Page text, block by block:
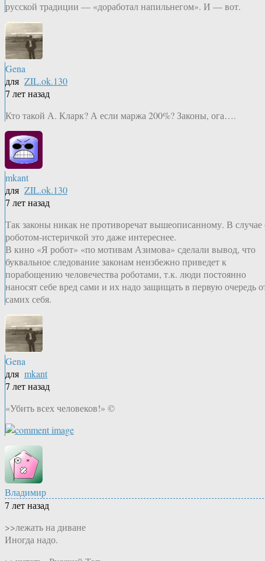
русской традиции — «доработал напильнегом». И — вот.
Gena
для ZIL.ok.130
7 лет назад
Кто такой А. Кларк? А если маржа 200%? Законы, ога….
mkant
для ZIL.ok.130
7 лет назад
Так законы никак не противоречат вышеописанному. В случае
роботом-истеричкой это даже интереснее.
В кино «Я робот» «по мотивам Азимова» сделали вывод, что
буквальное следование законам неизбежно приведет к
порабощению человечества роботами, т.к. люди постоянно
наносят себе вред сами и их надо защищать в первую очередь
самих себя.
Gena
для mkant
7 лет назад
«Убить всех человеков!» ©
Владимир
7 лет назад
>>лежать на диване
Иногда надо.